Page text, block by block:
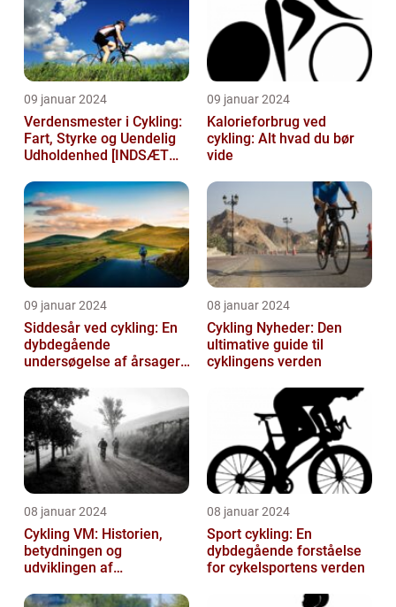
09 januar 2024
Verdensmester i Cykling:
Fart, Styrke og Uendelig
Udholdenhed [INDSÆT
09 januar 2024
Kalorieforbrug ved
cykling: Alt hvad du bør
vide
09 januar 2024
Siddesår ved cykling: En
dybdegående
undersøgelse af årsager,
behandling
08 januar 2024
Cykling Nyheder: Den
ultimative guide til
cyklingens verden
08 januar 2024
Cykling VM: Historien,
betydningen og
udviklingen af
08 januar 2024
Sport cykling: En
dybdegående forståelse
for cykelsportens verden